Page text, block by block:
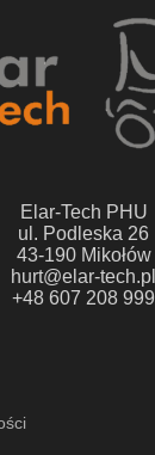
Elar-Tech PHU
ul. Podleska 26
43-190 Mikołów
hurt@elar-tech.pl
+48 607 208 999